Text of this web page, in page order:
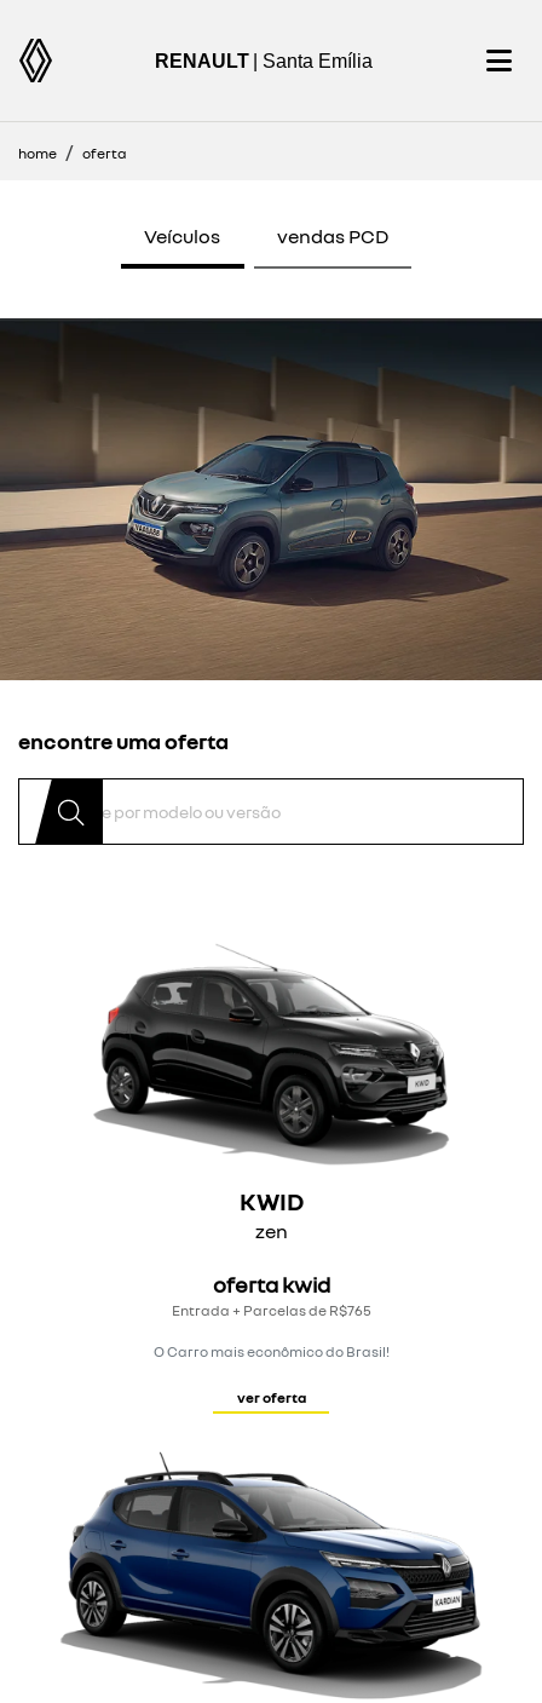
RENAULT | Santa Emília
home oferta
Veículos vendas PCD
encontre uma oferta
KWID
zen
oferta kwid
Entrada + Parcelas de R$765
O Carro mais econômico do Brasil!
ver oferta